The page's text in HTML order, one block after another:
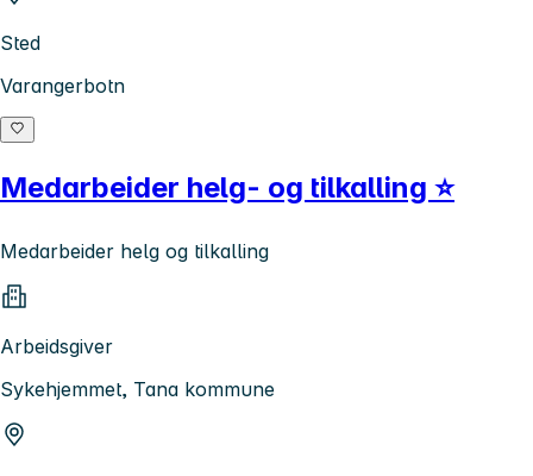
Sted
Varangerbotn
Medarbeider helg- og tilkalling ⭐
Medarbeider helg og tilkalling
Arbeidsgiver
Sykehjemmet, Tana kommune